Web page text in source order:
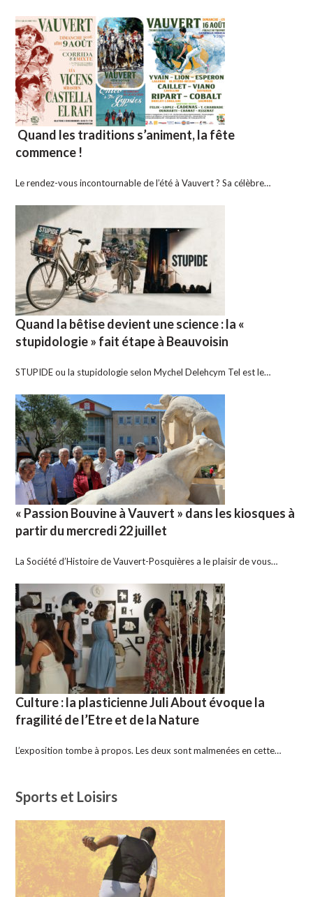
Quand les traditions s’animent, la fête
commence !
Le rendez-vous incontournable de l’été à Vauvert ? Sa célèbre…
Quand la bêtise devient une science : la «
stupidologie » fait étape à Beauvoisin
STUPIDE ou la stupidologie selon Mychel Delehcym Tel est le…
« Passion Bouvine à Vauvert » dans les kiosques à
partir du mercredi 22 juillet
La Société d’Histoire de Vauvert-Posquières a le plaisir de vous…
Culture : la plasticienne Juli About évoque la
fragilité de l’Etre et de la Nature
L’exposition tombe à propos. Les deux sont malmenées en cette…
Sports et Loisirs